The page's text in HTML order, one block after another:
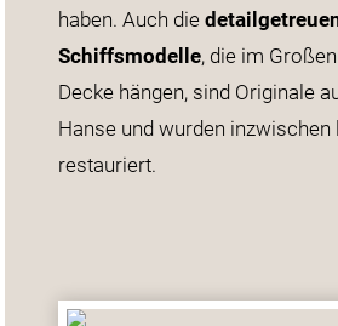
haben. Auch die
Schiffsmodelle, die im
Decke hängen, sind Originale
Hanse und wurden inzwischen
restauriert.